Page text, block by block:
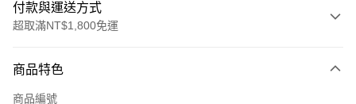
付款與運送方式
超取滿NT$1,800免運
信用卡一次付款
商品特色
商品編號